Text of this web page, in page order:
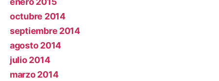
octubre 2014
septiembre 2014
agosto 2014
julio 2014
marzo 2014